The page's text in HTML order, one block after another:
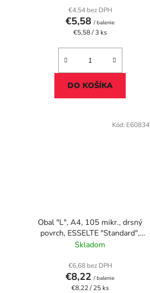
€4,54 bez DPH
€5,58/ balenie
Jednotková
€5,58 / 3 ks
DO KOŠÍKA
Obal "L", A4, 105 mikr., drsný
povrch, ESSELTE "Standard",
modrý
Skladom
€6,68 bez DPH
€8,22/ balenie
Jednotková
€8,22 / 25 ks
Kód: E60834